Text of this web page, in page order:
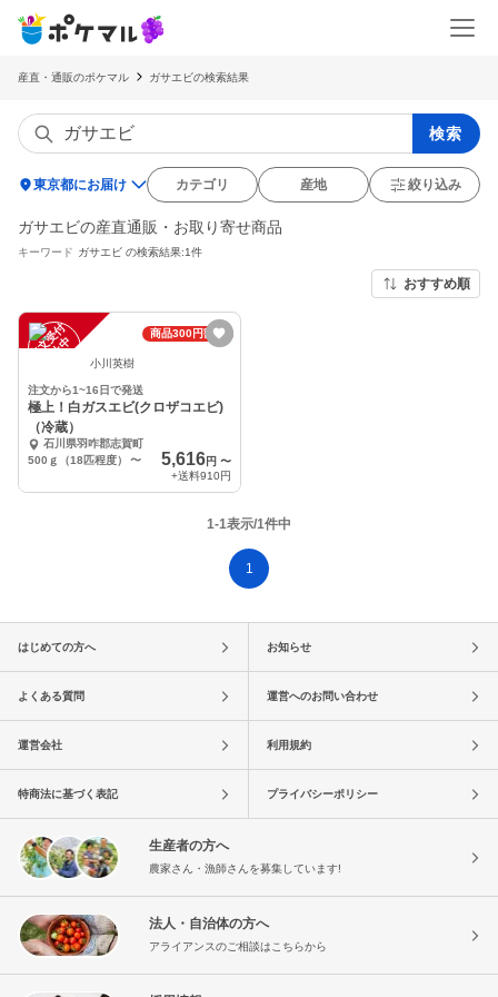
産直・通販のポケマル ガサエビの検索結果
検索
location_on東京都にお届け カテゴリ 産地 絞り込み
ガサエビの産直通販・お取り寄せ商品
キーワード ガサエビ の検索結果:1件
おすすめ順
注
文
受
付
停
止
中
商品300円割引
小川英樹
注文から1~16日で発送
極上！白ガスエビ(クロザコエビ)
（冷蔵）
石川県羽咋郡志賀町
500ｇ（18匹程度）
〜 5,616円 〜
+送料910円
1-1表示/1件中
1
はじめての方へ お知らせ
よくある質問 運営へのお問い合わせ
運営会社 利用規約
特商法に基づく表記 プライバシーポリシー
生産者の方へ
農家さん・漁師さんを募集しています!
法人・自治体の方へ
アライアンスのご相談はこちらから